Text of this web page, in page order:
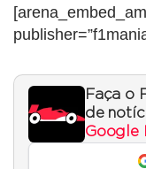
Faça o
de
Google